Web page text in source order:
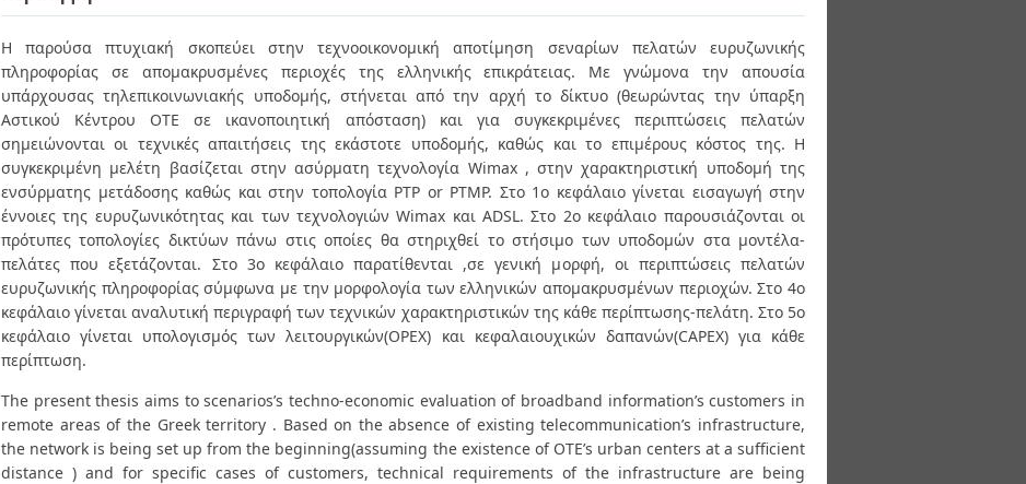
Η παρούσα πτυχιακή σκοπεύει στην τεχνοοικονομική αποτίμηση σεναρίων πελατών ευρυζωνικής
πληροφορίας σε απομακρυσμένες περιοχές της ελληνικής επικράτειας. Με γνώμονα την απουσία
υπάρχουσας τηλεπικοινωνιακής υποδομής, στήνεται από την αρχή το δίκτυο (θεωρώντας την ύπαρξη
Αστικού Κέντρου ΟΤΕ σε ικανοποιητική απόσταση) και για συγκεκριμένες περιπτώσεις πελατών
σημειώνονται οι τεχνικές απαιτήσεις της εκάστοτε υποδομής, καθώς και το επιμέρους κόστος της. Η
συγκεκριμένη μελέτη βασίζεται στην ασύρματη τεχνολογία Wimax , στην χαρακτηριστική υποδομή της
ενσύρματης μετάδοσης καθώς και στην τοπολογία PTP or PTMP. Στο 1ο κεφάλαιο γίνεται εισαγωγή στην
έννοιες της ευρυζωνικότητας και των τεχνολογιών Wimax και ΑDSL. Στο 2ο κεφάλαιο παρουσιάζονται οι
πρότυπες τοπολογίες δικτύων πάνω στις οποίες θα στηριχθεί το στήσιμο των υποδομών στα μοντέλα-
πελάτες που εξετάζονται. Στο 3ο κεφάλαιο παρατίθενται ,σε γενική μορφή, οι περιπτώσεις πελατών
ευρυζωνικής πληροφορίας σύμφωνα με την μορφολογία των ελληνικών απομακρυσμένων περιοχών. Στο 4ο
κεφάλαιο γίνεται αναλυτική περιγραφή των τεχνικών χαρακτηριστικών της κάθε περίπτωσης-πελάτη. Στο 5ο
κεφάλαιο γίνεται υπολογισμός των λειτουργικών(OPEX) και κεφαλαιουχικών δαπανών(CAPEX) για κάθε
περίπτωση.
The present thesis aims to scenarios’s techno-economic evaluation of broadband information’s customers in
remote areas of the Greek territory . Based on the absence of existing telecommunication’s infrastructure,
the network is being set up from the beginning(assuming the existence of OTE’s urban centers at a sufficient
distance ) and for specific cases of customers, technical requirements of the infrastructure are being